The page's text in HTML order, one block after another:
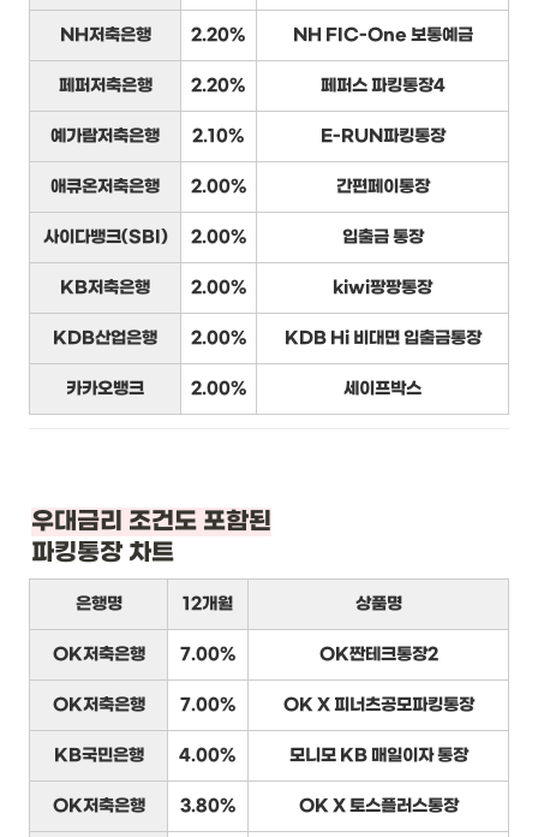
NH저축은행 2.20% NH FIC-One 보통예금
페퍼저축은행 2.20% 페퍼스 파킹통장4
예가람저축은행 2.10% E-RUN파킹통장
애큐온저축은행 2.00% 간편페이통장
사이다뱅크(SBI) 2.00% 입출금 통장
KB저축은행 2.00% kiwi팡팡통장
KDB산업은행 2.00% KDB Hi 비대면 입출금통장
카카오뱅크 2.00% 세이프박스
우대금리 조건도 포함된
파킹통장 차트
은행명 12개월 상품명
OK저축은행 7.00% OK짠테크통장2
OK저축은행 7.00% OK X 피너츠공모파킹통장
KB국민은행 4.00% 모니모 KB 매일이자 통장
OK저축은행 3.80% OK X 토스플러스통장